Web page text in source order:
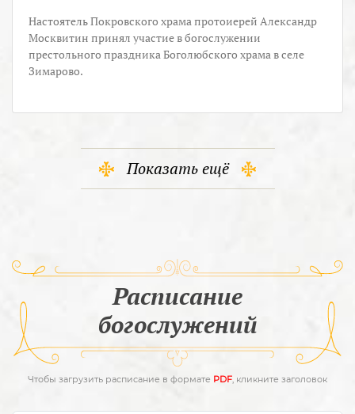
Настоятель Покровского храма протоиерей Александр
Москвитин принял участие в богослужении
престольного праздника Боголюбского храма в селе
Зимарово.
Показать ещё
Расписание
богослужений
Чтобы загрузить расписание в формате PDF, кликните заголовок